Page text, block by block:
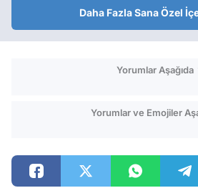
Daha Fazla Sana Özel
Yorumlar Aşağıda
Yorumlar ve Emojiler